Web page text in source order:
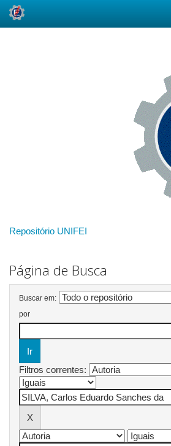
Repositório UNIFEI
Página de Busca
Buscar em:
por
Filtros correntes: